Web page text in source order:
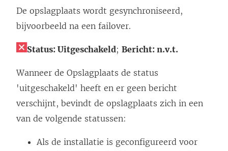
De opslagplaats wordt gesynchroniseerd,
bijvoorbeeld na een failover.
Status: Uitgeschakeld; Bericht: n.v.t.
Wanneer de Opslagplaats de status
'uitgeschakeld' heeft en er geen bericht
verschijnt, bevindt de opslagplaats zich in een
van de volgende statussen:
Als de installatie is geconfigureerd voor